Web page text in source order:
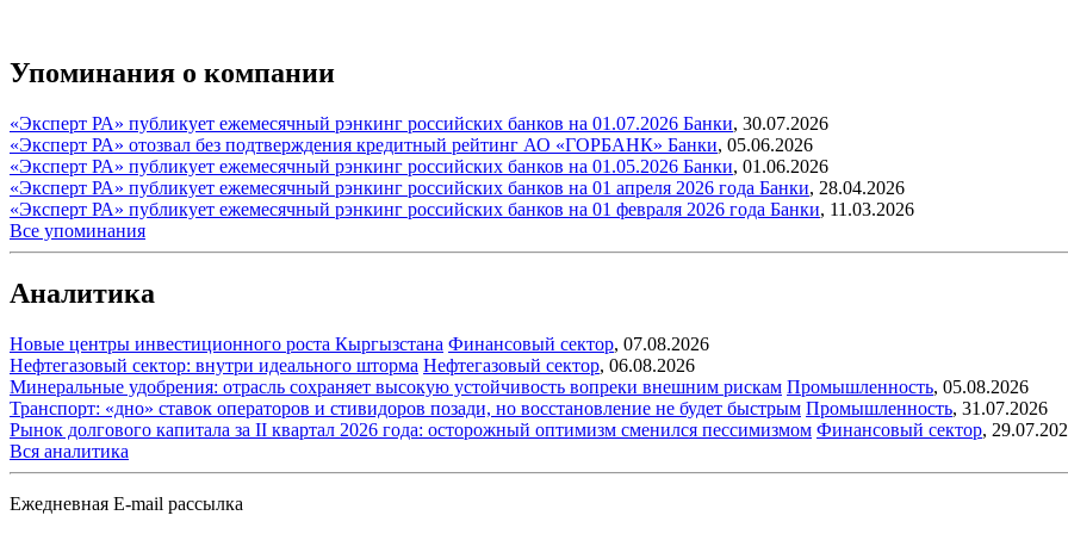
Упоминания о компании
«Эксперт РА» публикует ежемесячный рэнкинг российских банков на 01.07.2026 Банки, 30.07.2026
«Эксперт РА» отозвал без подтверждения кредитный рейтинг АО «ГОРБАНК» Банки, 05.06.2026
«Эксперт РА» публикует ежемесячный рэнкинг российских банков на 01.05.2026 Банки, 01.06.2026
«Эксперт РА» публикует ежемесячный рэнкинг российских банков на 01 апреля 2026 года Банки, 28.04.2026
«Эксперт РА» публикует ежемесячный рэнкинг российских банков на 01 февраля 2026 года Банки, 11.03.2026
Все упоминания
Аналитика
Новые центры инвестиционного роста Кыргызстана Финансовый сектор, 07.08.2026
Нефтегазовый сектор: внутри идеального шторма Нефтегазовый сектор, 06.08.2026
Минеральные удобрения: отрасль сохраняет высокую устойчивость вопреки внешним рискам Промышленность, 05.08.2026
Транспорт: «дно» ставок операторов и стивидоров позади, но восстановление не будет быстрым Промышленность, 31.07.2026
Рынок долгового капитала за II квартал 2026 года: осторожный оптимизм сменился пессимизмом Финансовый сектор,
Вся аналитика
Ежедневная E-mail рассылка